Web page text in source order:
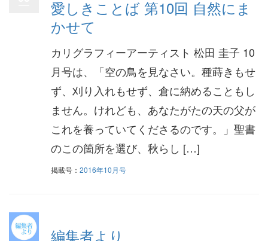
愛しきことば 第10回 自然にま
かせて
カリグラフィーアーティスト 松田 圭子 10
月号は、「空の鳥を見なさい。種蒔きもせ
ず、刈り入れもせず、倉に納めることもし
ません。けれども、あなたがたの天の父が
これを養っていてくださるのです。」聖書
のこの箇所を選び、秋らし […]
掲載号： 2016年10月号
編集者より